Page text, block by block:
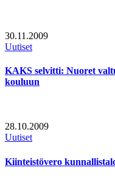
30.11.2009
Uutiset
KAKS selvitti: Nuoret
kouluun
28.10.2009
Uutiset
Kiinteistövero